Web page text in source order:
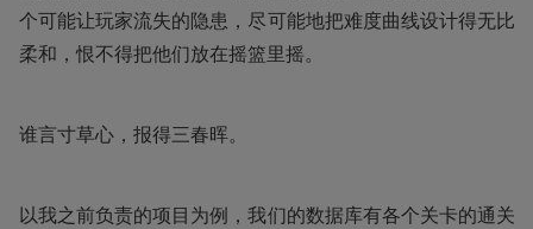
个可能让玩家流失的隐患，尽可能地把难度曲线设计得无比
柔和，恨不得把他们放在摇篮里摇。
谁言寸草心，报得三春晖。
以我之前负责的项目为例，我们的数据库有各个关卡的通关